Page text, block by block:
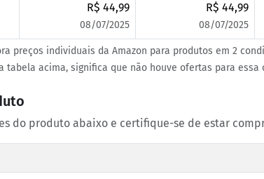
R$ 44,99
08/07/2025
R$ 44,99
08/07/2025
preços individuais da Amazon para produtos em 2
tabela acima, significa que não houve ofertas para essa
do produto abaixo e certifique-se de estar